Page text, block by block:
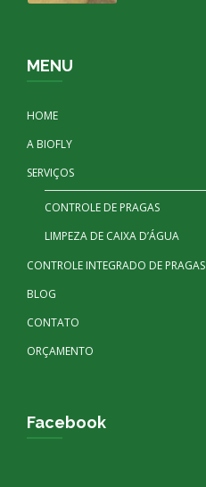
MENU
HOME
A BIOFLY
SERVIÇOS
CONTROLE DE PRAGAS
LIMPEZA DE CAIXA D’ÁGUA
CONTROLE INTEGRADO DE PRAGAS
BLOG
CONTATO
ORÇAMENTO
Facebook